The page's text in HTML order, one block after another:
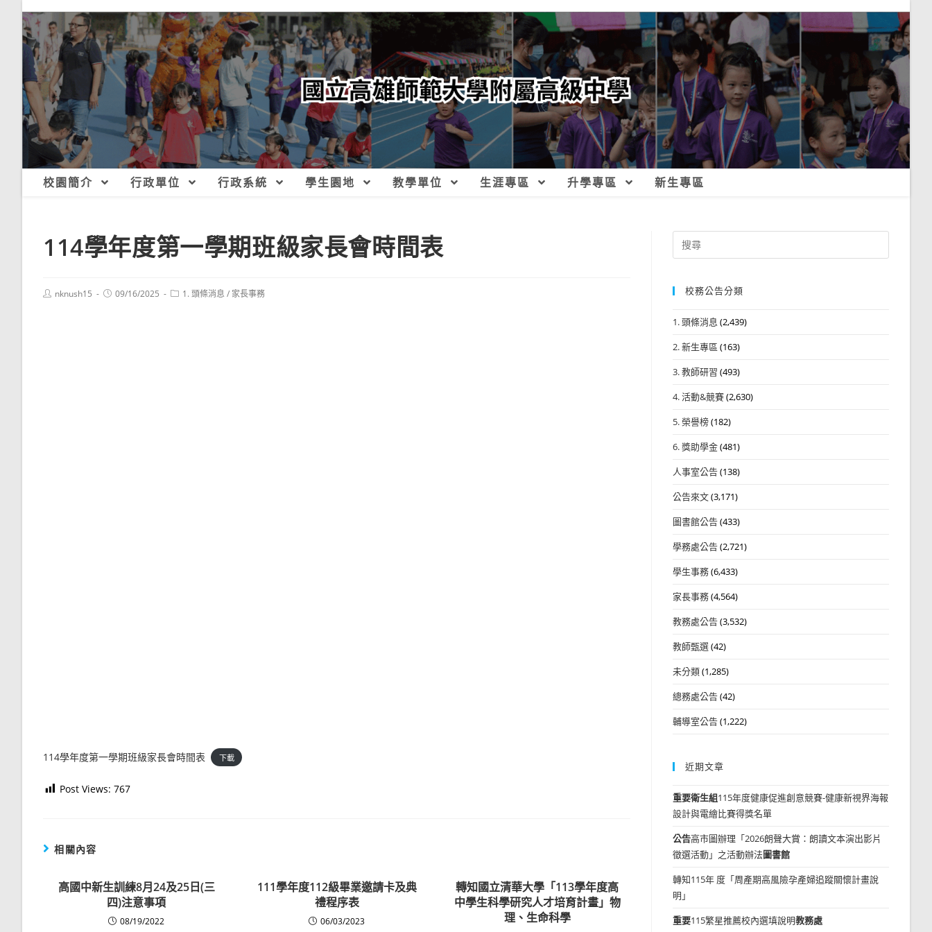
校園簡介 行政單位 行政系統 學生園地 教學單位 生涯專區 升學專區 新生專區
114學年度第一學期班級家長會時間表
Postnknush15
Post09/16/2025
Post1. 頭條消息 / 家長事務
114學年度第一學期班級家長會時間表 下載
Post Views: 767
相關內容
高國中新生訓練8月24及25日(三
四)注意事項
08/19/2022
111學年度112級畢業邀請卡及典
禮程序表
06/03/2023
轉知國立清華大學「113學年度高
中學生科學研究人才培育計畫」物
理、生命科學
Search
for:
校務公告分類
1. 頭條消息 (2,439)
2. 新生專區 (163)
3. 教師研習 (493)
4. 活動&競賽(2,630)
5. 榮譽榜(182)
6. 獎助學金(481)
人事室公告(138)
公告來文(3,171)
圖書館公告(433)
學務處公告(2,721)
學生事務(6,433)
家長事務(4,564)
教務處公告(3,532)
教師甄選(42)
未分類(1,285)
總務處公告(42)
輔導室公告(1,222)
近期文章
重要衛生組115年度健康促進創意競賽-健康新視界海報
設計與電繪比賽得獎名單
公告高市圖辦理「2026朗聲大賞：朗讀文本演出影片
徵選活動」之活動辦法圖書館
轉知115年 度「周產期高風險孕產婦追蹤關懷計畫說
明」
重要115繁星推薦校內選填說明教務處